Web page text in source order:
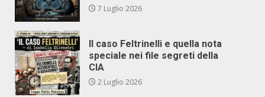
7 Luglio 2026
Il caso Feltrinelli e quella nota
speciale nei file segreti della
CIA
2 Luglio 2026